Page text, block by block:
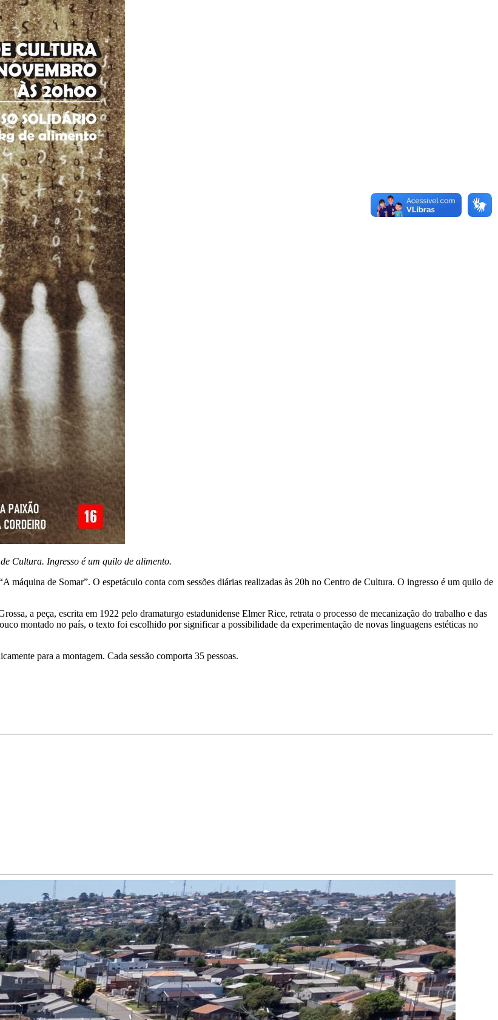
Cultura. Ingresso é um quilo de alimento.
máquina de Somar”. O espetáculo conta com sessões diárias realizadas às 20h no Centro de Cultura. O ingresso é um quilo de
a peça, escrita em 1922 pelo dramaturgo estadunidense Elmer Rice, retrata o processo de mecanização do trabalho e das
montado no país, o texto foi escolhido por significar a possibilidade da experimentação de novas linguagens estéticas no
para a montagem. Cada sessão comporta 35 pessoas.